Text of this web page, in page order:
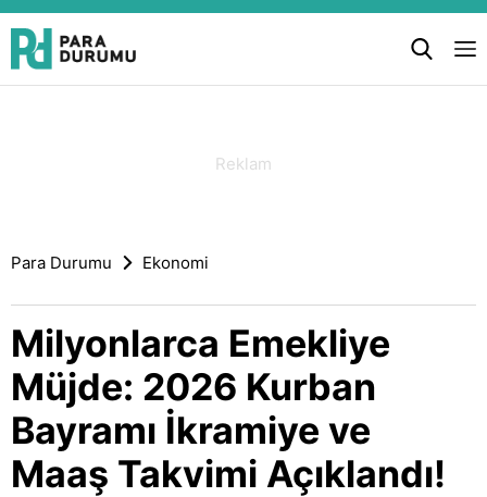
Para Durumu Ekonomi
Milyonlarca Emekliye
Müjde: 2026 Kurban
Bayramı İkramiye ve
Maaş Takvimi Açıklandı!